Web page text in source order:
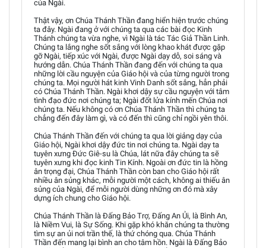
của Ngài.
Thật vậy, ơn Chúa Thánh Thần đang hiển hiện trước chúng
ta đây. Ngài đang ở với chúng ta qua các bài đọc Kinh
Thánh chúng ta vừa nghe, vì Ngài là tác Tác Giả Thần Linh.
Chúng ta lắng nghe sốt sắng với lòng khao khát được gặp
gỡ Ngài, tiếp xúc với Ngài, được Ngài dạy dỗ, soi sáng và
hướng dẫn. Chúa Thánh Thần đang đến với chúng ta qua
những lời cầu nguyện của Giáo hội và của từng người trong
chúng ta. Mọi người hát kinh Vinh Danh sốt sắng, hẳn phải
có Chúa Thánh Thần. Ngài khơi dậy sự cầu nguyện với tâm
tình đạo đức nơi chúng ta; Ngài đốt lửa kính mến Chúa nơi
chúng ta. Nếu không có ơn Chúa Thánh Thần thì chúng ta
chẳng đến đây làm gì, và có đến thì cũng chỉ ngồi yên thôi.
Chúa Thánh Thần đến với chúng ta qua lời giảng dạy của
Giáo hội, Ngài khơi dậy đức tin nơi chúng ta. Ngài dạy ta
tuyên xưng Đức Giê-su là Chúa, lát nữa đây chúng ta sẽ
tuyên xưng khi đọc kinh Tin Kính. Ngoài ơn đức tin là hồng
ân trọng đại, Chúa Thánh Thần còn ban cho Giáo hội rất
nhiều ân sủng khác, mỗi người một cách, không ai thiếu ân
sủng của Ngài, để mỗi người dùng những ơn đó mà xây
dựng ích chung cho Giáo hội.
Chúa Thánh Thần là Đấng Bảo Trợ, Đấng An Ủi, là Bình An,
là Niềm Vui, là Sự Sống. Khi gặp khó khăn chúng ta thường
tìm sự an ủi nơi trần thế, là thứ chóng qua. Chúa Thánh
Thần đến mang lại bình an cho tâm hồn. Ngài là Đấng Bảo